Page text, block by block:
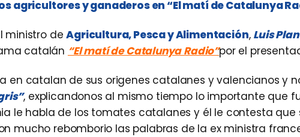
agricultores y ganaderos en “El matí de Catalunya
ministro deAgricultura, Pesca y Alimentación, Luis
catalán “El matí de Catalunya Radio”por el
en catalan de sus origenes catalanes y valencianos y
, explicandonos al mismo tiempo lo importante que
le habla de los tomates catalanes y él le contesta que
mucho rebomborio las palabras de la ex ministra